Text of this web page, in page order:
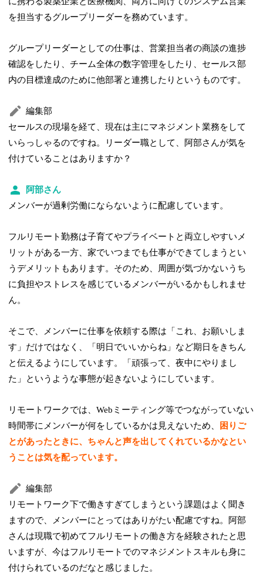
を担当するグループリーダーを務めています。
グループリーダーとしての仕事は、営業担当者の商談の進捗
確認をしたり、チーム全体の数字管理をしたり、セールス部
内の目標達成のために他部署と連携したりというものです。
編集部
セールスの現場を経て、現在は主にマネジメント業務をして
いらっしゃるのですね。リーダー職として、阿部さんが気を
付けていることはありますか？
阿部さん
メンバーが過剰労働にならないように配慮しています。
フルリモート勤務は子育てやプライベートと両立しやすいメ
リットがある一方、家でいつまでも仕事ができてしまうとい
うデメリットもあります。そのため、周囲が気づかないうち
に負担やストレスを感じているメンバーがいるかもしれませ
ん。
そこで、メンバーに仕事を依頼する際は「これ、お願いしま
す」だけではなく、「明日でいいからね」など期日をきちん
と伝えるようにしています。「頑張って、夜中にやりまし
た」というような事態が起きないようにしています。
リモートワークでは、Webミーティング等でつながっていない
時間帯にメンバーが何をしているかは見えないため、
困りご
とがあったときに、ちゃんと声を出してくれているかなとい
うことは気を配っています。
編集部
リモートワーク下で働きすぎてしまうという課題はよく聞き
ますので、メンバーにとってはありがたい配慮ですね。阿部
さんは現職で初めてフルリモートの働き方を経験されたと思
いますが、今はフルリモートでのマネジメントスキルも身に
付けられているのだなと感じました。